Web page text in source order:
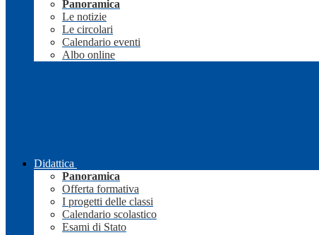
Panoramica
Le notizie
Le circolari
Calendario eventi
Albo online
Didattica
Panoramica
Offerta formativa
I progetti delle classi
Calendario scolastico
Esami di Stato